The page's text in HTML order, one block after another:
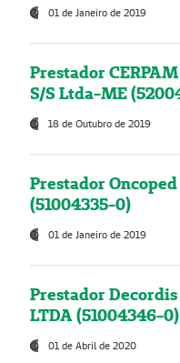
01 de Janeiro de 2019
Prestador
S/S Ltda-ME
18 de Outubro de 2019
Prestador
(51004335-0)
01 de Janeiro de 2019
Prestador
LTDA (51004346-0)
01 de Abril de 2020